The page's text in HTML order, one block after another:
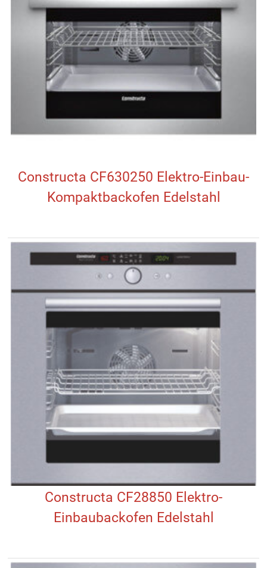
Constructa CF630250 Elektro-Einbau-
Kompaktbackofen Edelstahl
Constructa CF28850 Elektro-
Einbaubackofen Edelstahl